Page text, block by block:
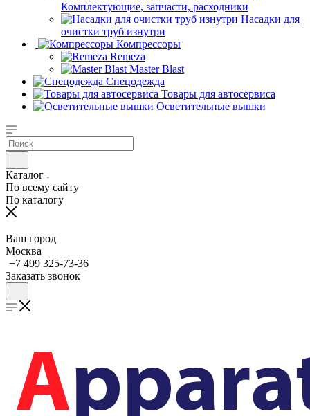
Комплектующие, запчасти, расходники
Насадки для
очистки труб изнутри
Компрессоры
Remeza
Master Blast
Спецодежда
Товары для автосервиса
Осветительные вышки
Каталог
По всему сайту
По каталогу
Ваш город
Москва
+7 499 325-73-36
Заказать звонок